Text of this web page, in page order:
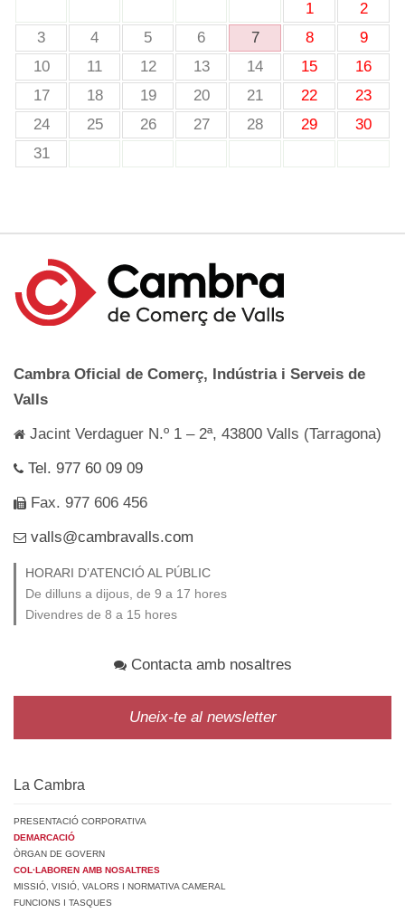
1
2
3
4 5 6 7 8
9
10
11 12 13 14 15
16
17
18 19 20 21 22
23
24
25 26 27 28 29
30
31
Cambra Oficial de Comerç, Indústria i Serveis de
Valls
Jacint Verdaguer N.º 1 – 2ª, 43800 Valls (Tarragona)
Tel. 977 60 09 09
Fax. 977 606 456
valls@cambravalls.com
HORARI D’ATENCIÓ AL PÚBLIC
De dilluns a dijous, de 9 a 17 hores
Divendres de 8 a 15 hores
Contacta amb nosaltres
Uneix-te al newsletter
La Cambra
PRESENTACIÓ CORPORATIVA
DEMARCACIÓ
ÒRGAN DE GOVERN
COL·LABOREN AMB NOSALTRES
MISSIÓ, VISIÓ, VALORS I NORMATIVA CAMERAL
FUNCIONS I TASQUES